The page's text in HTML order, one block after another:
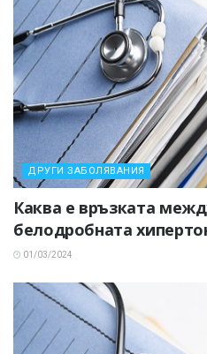
ДРУГИ ЗАБОЛЯВАНИЯ
Каква е връзката
белодробната
01/03/2024